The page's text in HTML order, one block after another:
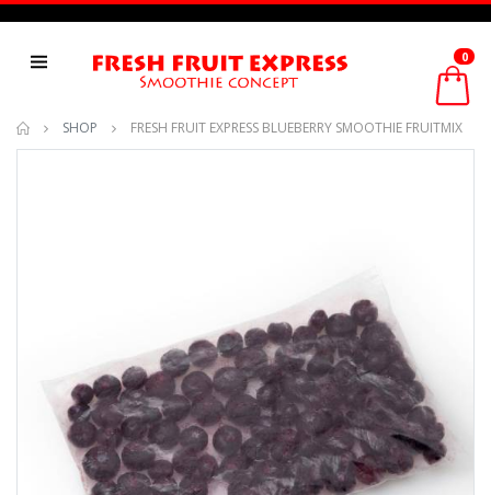
0
SHOP FRESH FRUIT EXPRESS BLUEBERRY SMOOTHIE FRUITMIX